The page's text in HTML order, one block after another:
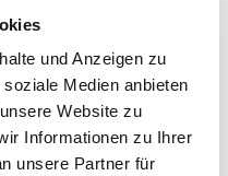
und Anzeigen zu
Medien anbieten
Website zu
Informationen zu Ihrer
unsere Partner für
PayPal
Amazon
Apple